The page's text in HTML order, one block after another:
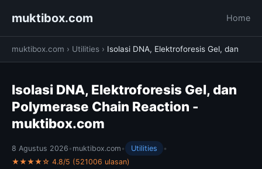
muktibox.com Home
muktibox.com › Utilities › Isolasi DNA, Elektroforesis Gel, dan
Isolasi DNA, Elektroforesis Gel, dan
Polymerase Chain Reaction -
muktibox.com
8 Agustus 2026 • muktibox.com • Utilities
•
★★★★☆ 4.8/5 (521006 ulasan)